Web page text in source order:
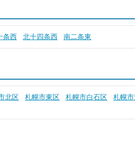
条西 北十四条西 南二条東
北区 札幌市東区 札幌市白石区
札幌